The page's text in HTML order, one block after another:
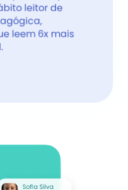
leitor de
leem 6x mais